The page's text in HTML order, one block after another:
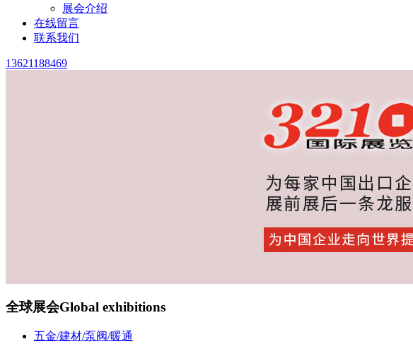
展会介绍
在线留言
联系我们
13621188469
全球展会Global exhibitions
五金/建材/泵阀/暖通